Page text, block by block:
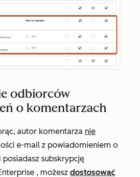
odbiorców
o komentarzach
autor komentarza nie
e-mail z powiadomieniem o
posiadasz subskrypcję
, możesz dostosować